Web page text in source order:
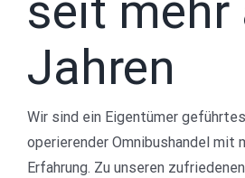
Jahren
Wir sind ein Eigentümer
operierender Omnibushandel mit
Erfahrung. Zu unseren